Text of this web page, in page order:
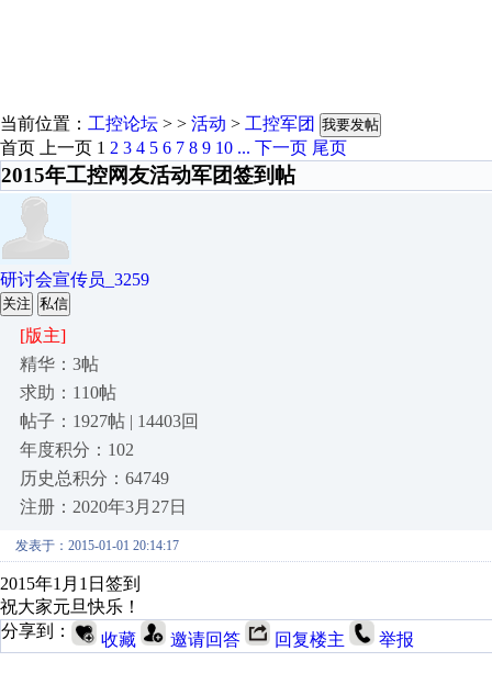
当前位置： 工控论坛 > > 活动 > 工控军团 我要发帖
首页 上一页 1 2 3 4 5 6 7 8 9 10 ... 下一页 尾页
2015年工控网友活动军团签到帖
研讨会宣传员_3259
关注 私信
[版主]
精华：3帖
求助：110帖
帖子：1927帖 | 14403回
年度积分：102
历史总积分：64749
注册：2020年3月27日
发表于：2015-01-01 20:14:17
2015年1月1日签到
祝大家元旦快乐！
分享到：
收藏 邀请回答 回复楼主 举报